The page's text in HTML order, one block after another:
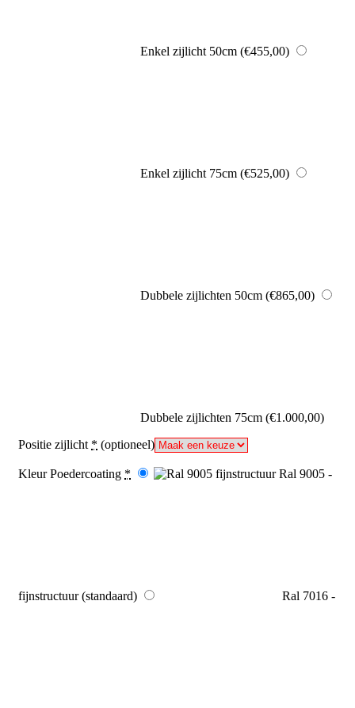
Enkel zijlicht 50cm (€455,00)
Enkel zijlicht 75cm (€525,00)
Dubbele zijlichten 50cm (€865,00)
Dubbele zijlichten 75cm (€1.000,00)
Positie zijlicht * (optioneel)
Kleur Poedercoating * Ral 9005 -
fijnstructuur (standaard) Ral 7016 -